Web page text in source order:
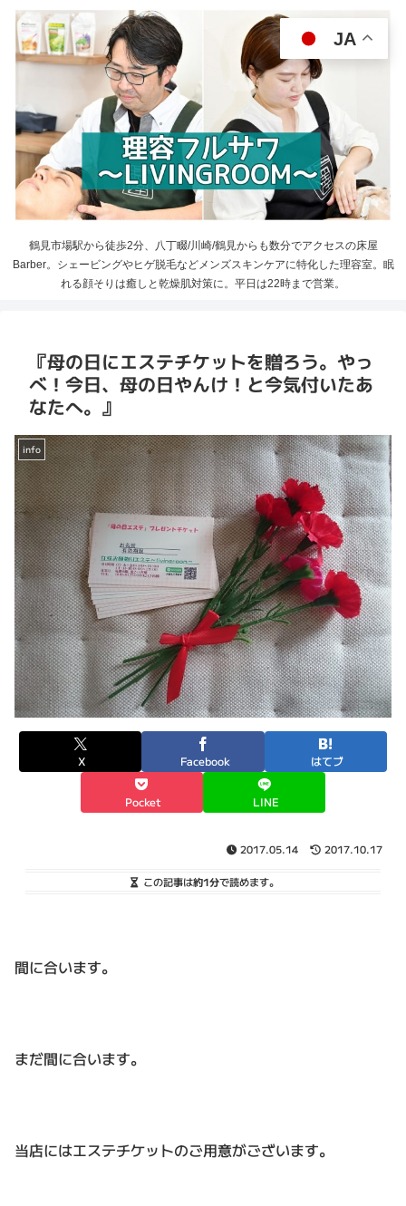
鶴見市場駅から徒歩2分、八丁畷/川崎/鶴見からも数分でアクセスの床屋
Barber。シェービングやヒゲ脱毛などメンズスキンケアに特化した理容室。眠
れる顔そりは癒しと乾燥肌対策に。平日は22時まで営業。
『母の日にエステチケットを贈ろう。やっ
べ！今日、母の日やんけ！と今気付いたあ
なたへ。』
info
X Facebook はてブ
Pocket LINE
2017.05.14 2017.10.17
この記事は約1分で読めます。
間に合います。
まだ間に合います。
当店にはエステチケットのご用意がございます。
JA